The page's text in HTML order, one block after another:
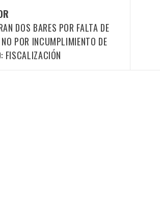
DOS BARES POR FALTA DE
POR INCUMPLIMIENTO DE
FISCALIZACIÓN